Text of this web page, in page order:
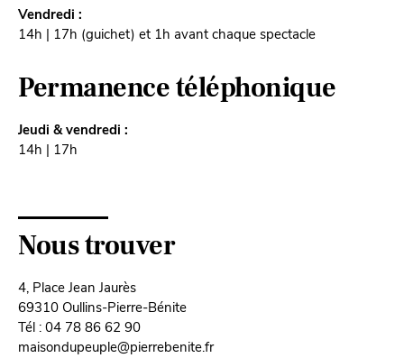
Vendredi :
14h | 17h (guichet) et 1h avant chaque spectacle
Permanence téléphonique
Jeudi & vendredi :
14h | 17h
Nous trouver
4, Place Jean Jaurès
69310 Oullins-Pierre-Bénite
Tél : 04 78 86 62 90
maisondupeuple@pierrebenite.fr